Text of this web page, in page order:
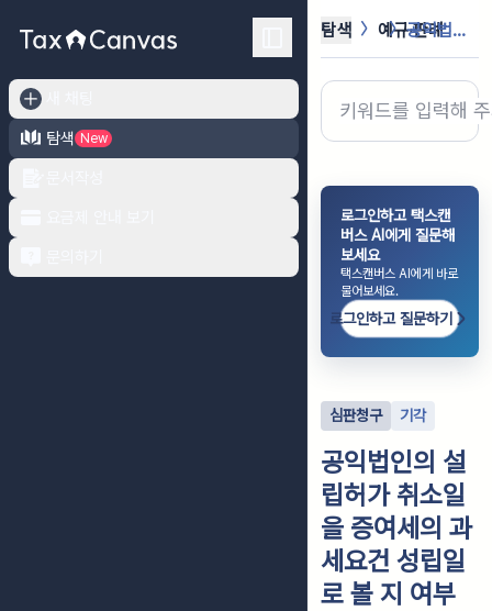
탐색
New
탐색 예규·판례 공익법인의 설립허가 취소일을 증여세의...
로그인하고 택스캔
버스 AI에게 질문해
보세요
택스캔버스 AI에게 바로
물어보세요.
로그인하고 질문하기
심판청구 기각
공익법인의 설
립허가 취소일
을 증여세의 과
세요건 성립일
로 볼 지 여부